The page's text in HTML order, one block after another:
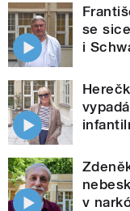
se
i
v